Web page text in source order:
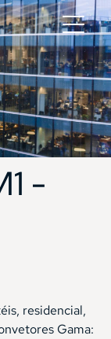
-
residencial,
Gama: